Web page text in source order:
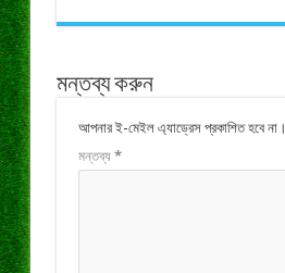
মন্তব্য করুন
আপনার ই-মেইল এ্যাড্রেস প্রকাশিত হবে না।
মন্তব্য *